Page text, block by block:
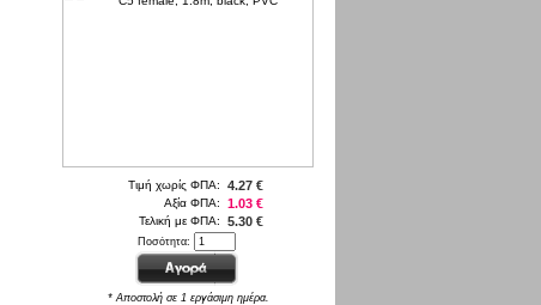
Τιμή χωρίς ΦΠΑ: 4.27 €
Αξία ΦΠΑ: 1.03 €
Τελική με ΦΠΑ: 5.30 €
Ποσότητα:
* Αποστολή σε 1 εργάσιμη ημέρα.